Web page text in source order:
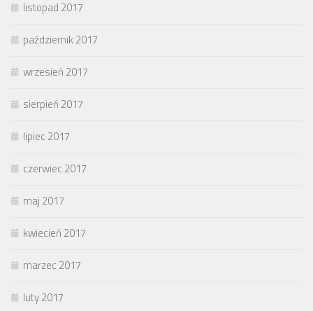
listopad 2017
październik 2017
wrzesień 2017
sierpień 2017
lipiec 2017
czerwiec 2017
maj 2017
kwiecień 2017
marzec 2017
luty 2017